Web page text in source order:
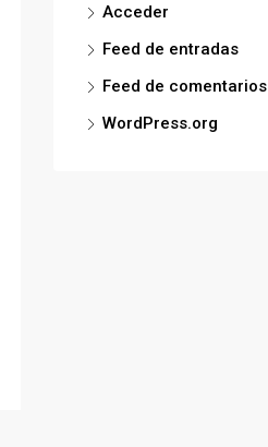
Acceder
Feed de entradas
Feed de comentarios
WordPress.org